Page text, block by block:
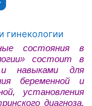
курса
гинекологии
состояния в
состоит в
и навыками для
беременной
и
установления
диагноза,